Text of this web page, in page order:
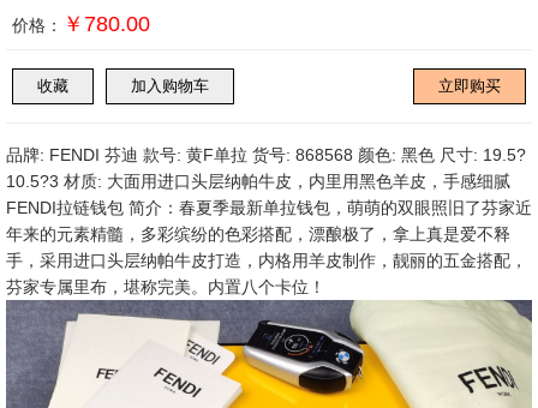
价格： ￥780.00
品牌: FENDI 芬迪 款号: 黄F单拉 货号: 868568 颜色: 黑色 尺寸: 19.5?
10.5?3 材质: 大面用进口头层纳帕牛皮，内里用黑色羊皮，手感细腻
FENDI拉链钱包 简介：春夏季最新单拉钱包，萌萌的双眼照旧了芬家近
年来的元素精髓，多彩缤纷的色彩搭配，漂酿极了，拿上真是爱不释
手，采用进口头层纳帕牛皮打造，内格用羊皮制作，靓丽的五金搭配，
芬家专属里布，堪称完美。内置八个卡位！